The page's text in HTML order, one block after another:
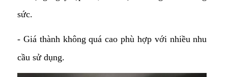
sức.
- Giá thành không quá cao phù hợp với nhiều nhu
cầu sử dụng.